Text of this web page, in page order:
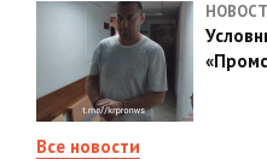
Все новости